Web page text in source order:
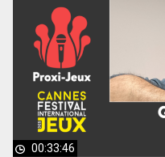
00:33:46